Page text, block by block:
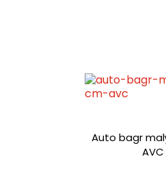
Auto bagr
AVC